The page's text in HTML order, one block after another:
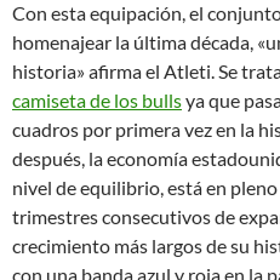
Con esta equipación, el
homenajear la última década,
historia» afirma el Atleti. Se
camiseta de los bullsya que
cuadros por primera vez en la
después, la economía
nivel de equilibrio, está en
trimestres consecutivos de
crecimiento más largos de su
con una banda azul y roja en la